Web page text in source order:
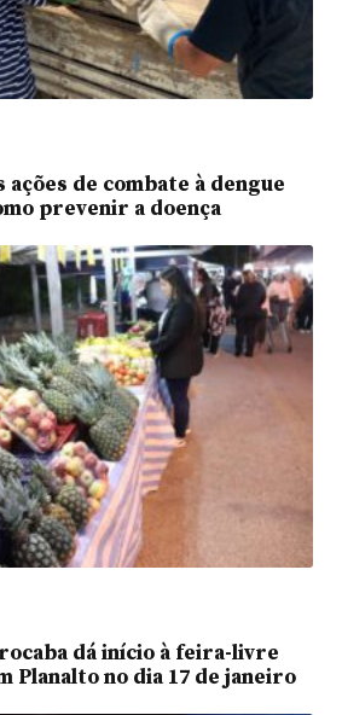
ações de combate à dengue
prevenir a doença
dá início à feira-livre
Planalto no dia 17 de janeiro